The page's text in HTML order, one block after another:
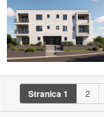
Stranica1 2